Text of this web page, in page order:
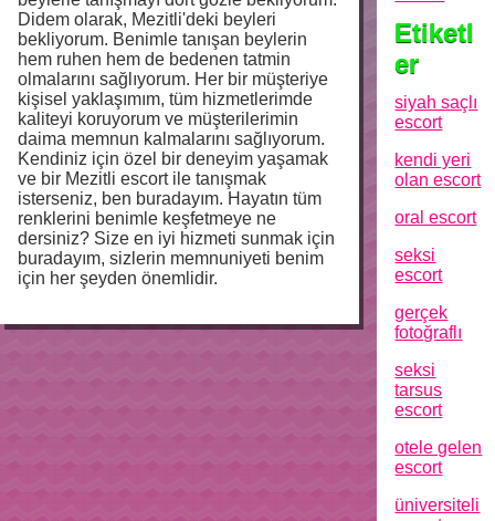
Didem olarak, Mezitli'deki beyleri
bekliyorum. Benimle tanışan beylerin
hem ruhen hem de bedenen tatmin
olmalarını sağlıyorum. Her bir müşteriye
kişisel yaklaşımım, tüm hizmetlerimde
kaliteyi koruyorum ve müşterilerimin
daima memnun kalmalarını sağlıyorum.
Kendiniz için özel bir deneyim yaşamak
ve bir Mezitli escort ile tanışmak
isterseniz, ben buradayım. Hayatın tüm
renklerini benimle keşfetmeye ne
dersiniz? Size en iyi hizmeti sunmak için
buradayım, sizlerin memnuniyeti benim
için her şeyden önemlidir.
Etiketl
er
siyah saçlı
escort
kendi yeri
olan escort
oral escort
seksi
escort
gerçek
fotoğraflı
seksi
tarsus
escort
otele gelen
escort
üniversiteli